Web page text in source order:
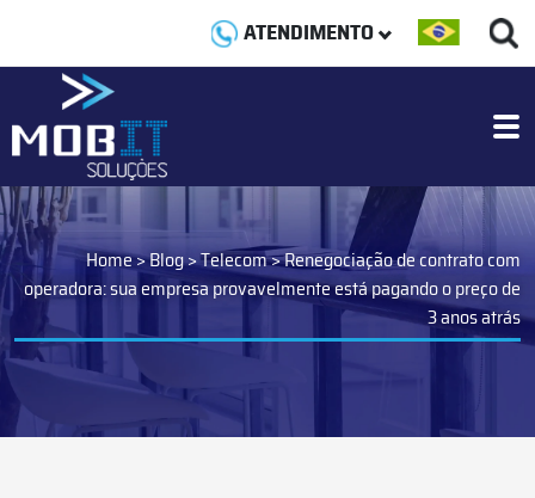
ATENDIMENTO
Home>Blog>Telecom>Renegociação de contrato com
operadora: sua empresa provavelmente está pagando o preço de
3 anos atrás